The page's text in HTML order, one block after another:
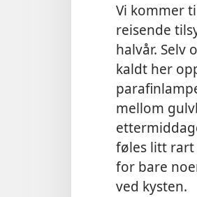
Vi kommer
reisende
halvår. Selv
kaldt her
mellom
føles litt rart
for bare
ved kysten.